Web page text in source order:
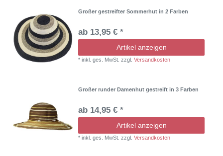
Großer gestreifter Sommerhut in 2 Farben
ab 13,95 € *
Artikel anzeigen
*inkl. ges. MwSt. zzgl.Versandkosten
Großer runder Damenhut gestreift in 3 Farben
ab 14,95 € *
Artikel anzeigen
*inkl. ges. MwSt. zzgl.Versandkosten